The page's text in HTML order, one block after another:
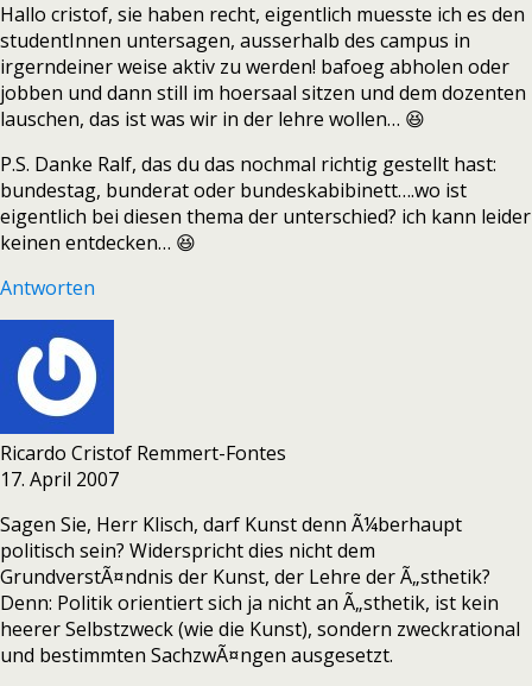
Hallo cristof, sie haben recht, eigentlich muesste ich es den
studentInnen untersagen, ausserhalb des campus in
irgerndeiner weise aktiv zu werden! bafoeg abholen oder
jobben und dann still im hoersaal sitzen und dem dozenten
lauschen, das ist was wir in der lehre wollen… 😆
P.S. Danke Ralf, das du das nochmal richtig gestellt hast:
bundestag, bunderat oder bundeskabibinett….wo ist
eigentlich bei diesen thema der unterschied? ich kann leider
keinen entdecken… 😆
Antworten
Ricardo Cristof Remmert-Fontes
17. April 2007
Sagen Sie, Herr Klisch, darf Kunst denn Ã¼berhaupt
politisch sein? Widerspricht dies nicht dem
GrundverstÃ¤ndnis der Kunst, der Lehre der Ã„sthetik?
Denn: Politik orientiert sich ja nicht an Ã„sthetik, ist kein
heerer Selbstzweck (wie die Kunst), sondern zweckrational
und bestimmten SachzwÃ¤ngen ausgesetzt.